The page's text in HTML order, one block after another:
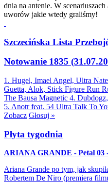
dnia na antenie. W
uworów jakie wtedy graliśmy!
Szczecińska Lista
Notowanie 1835
1. Hugel, Imael Angel, Ultra Nate
Guetta, Alok, Stick Figure Run
The Bausa Magnetic 4.
5. Anotr feat. 54 Ultra Talk To
Zobacz Głosuj »
Płyta tygodnia
ARIANA GRANDE - Petal 03
Ariana Grande po tym, jak
Robertem De Niro (premiera